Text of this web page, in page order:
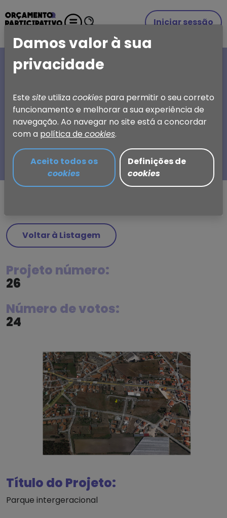
Iniciar sessão
ESCOLHA
Orçamento Participativo
de Torres Vedras
Voltar à Listagem
Projeto número:
26
Número de votos:
24
Título do Projeto:
Parque intergeracional
Damos valor à sua
privacidade
Este siteutiliza cookies para permitir o seu correto
funcionamento e melhorar a sua experiência de
navegação. Ao navegar no site está a concordar
com a política de cookies.
Aceito todos os
cookies
Definições de
cookies